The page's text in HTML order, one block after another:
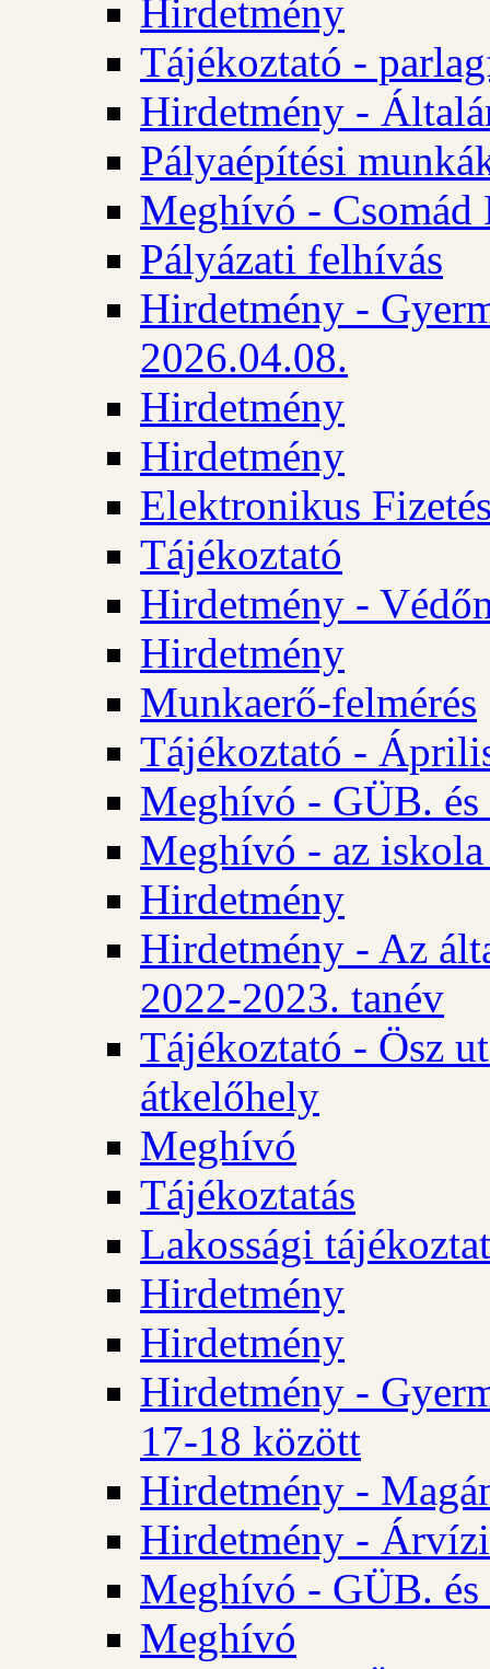
Hirdetmény
Tájékoztató -
Hirdetmény -
Pályaépítési
Meghívó - Csomád
Pályázati felhívás
Hirdetmény -
2026.04.08.
Hirdetmény
Hirdetmény
Elektronikus
Tájékoztató
Hirdetmény -
Hirdetmény
Munkaerő-felmérés
Tájékoztató -
Meghívó - GÜB.
Meghívó - az iskola
Hirdetmény
Hirdetmény - Az
2022-2023. tanév
Tájékoztató - Ösz
átkelőhely
Meghívó
Tájékoztatás
Lakossági
Hirdetmény
Hirdetmény
Hirdetmény -
17-18 között
Hirdetmény -
Hirdetmény -
Meghívó - GÜB.
Meghívó